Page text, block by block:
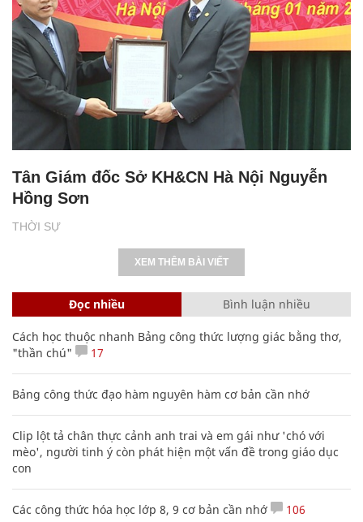
THỜI SỰ
Tân Giám đốc Sở KH&CN Hà Nội Nguyễn
Hồng Sơn
XEM THÊM BÀI VIẾT
Đọc nhiều Bình luận nhiều
Cách học thuộc nhanh Bảng công thức lượng giác bằng thơ,
"thần chú"
17
Bảng công thức đạo hàm nguyên hàm cơ bản cần nhớ
Clip lột tả chân thực cảnh anh trai và em gái như 'chó với
mèo', người tinh ý còn phát hiện một vấn đề trong giáo dục
con
Các công thức hóa học lớp 8, 9 cơ bản cần nhớ 106